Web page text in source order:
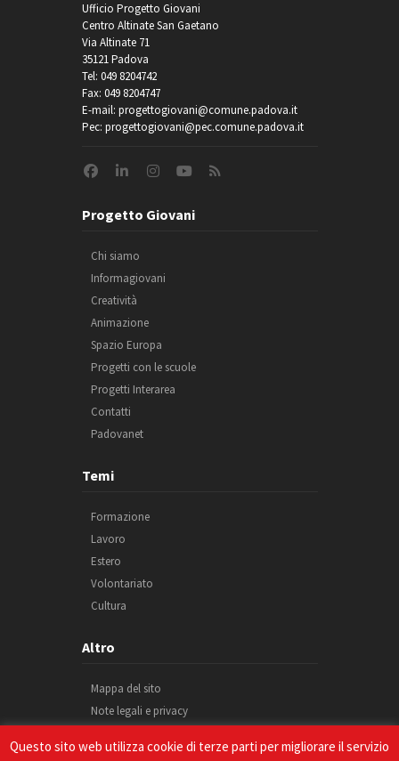
Ufficio Progetto Giovani
Centro Altinate San Gaetano
Via Altinate 71
35121 Padova
Tel: 049 8204742
Fax: 049 8204747
E-mail: progettogiovani@comune.padova.it
Pec: progettogiovani@pec.comune.padova.it
Progetto Giovani
Chi siamo
Informagiovani
Creatività
Animazione
Spazio Europa
Progetti con le scuole
Progetti Interarea
Contatti
Padovanet
Temi
Formazione
Lavoro
Estero
Volontariato
Cultura
Altro
Mappa del sito
Note legali e privacy
Credits
Questo sito web utilizza cookie di terze parti per migliorare il servizio